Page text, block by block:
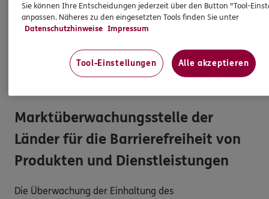
Schwierigkeiten bereitet hat, an:
barriere.melden@ergo.de
Bitte senden Sie an diese E-Mail-Adresse nur
Anmerkungen zum Thema „Barrierefreiheit“und
keine Daten oder Informationen zu Ihrem
persönlichen Versicherungsschutz.
Marktüberwachungsstelle der
Länder für die Barrierefreiheit von
Produkten und Dienstleistungen
Die Überwachung der Einhaltung des
Sie können Ihre Entscheidungen jederzeit über den Button "Tool-
anpassen. Näheres zu den eingesetzten Tools finden Sie unter
Datenschutzhinweise Impressum
Tool-Einstellungen Alle akzeptieren